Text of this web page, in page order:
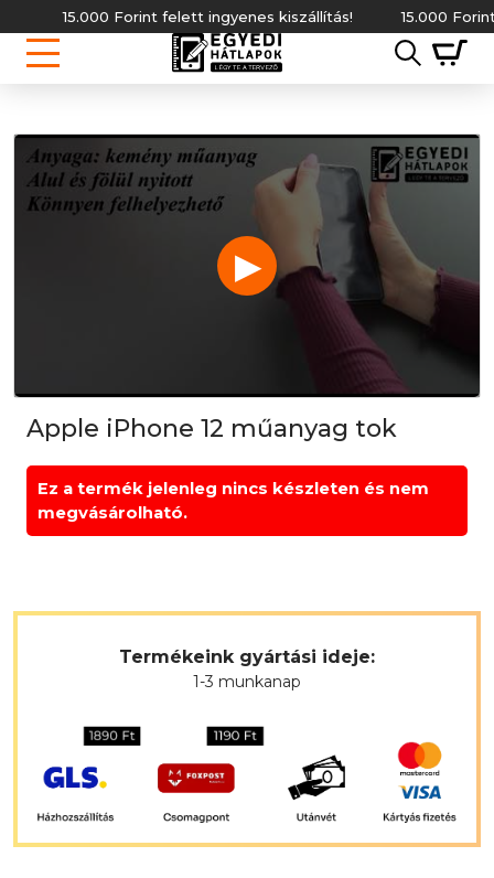
15.000 Forint felett ingyenes kiszállítás! 15.000 Forint
▶
Apple iPhone 12 műanyag tok
Ez a termék jelenleg nincs készleten és nem
megvásárolható.
Termékeink gyártási ideje:
1-3 munkanap